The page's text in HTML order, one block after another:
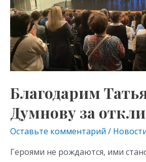
Благодарим
Думнову за
Оставьте комментарий /
Героями не рождаются, ими